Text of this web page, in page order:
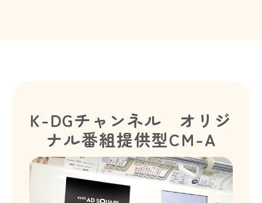
K-DGチャンネル オリジ
ナル番組提供型CM-A